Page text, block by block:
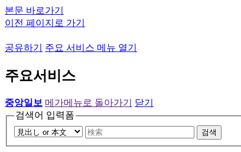
본문 바로가기
이전 페이지로 가기
공유하기 주요 서비스 메뉴 열기
주요서비스
중앙일보 메가메뉴로 돌아가기
닫기
검색어 입력폼
검색